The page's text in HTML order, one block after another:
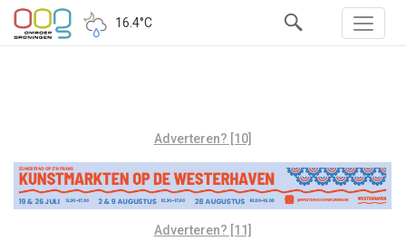
16.4°C
Adverteren? [10]
Adverteren? [11]